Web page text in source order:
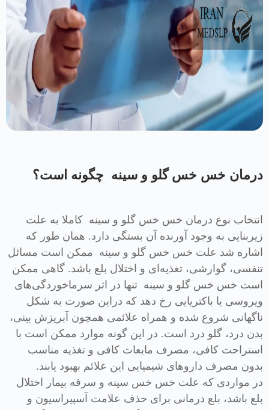
درمان خس خس گلو و سینه چگونه است؟
انتخاب نوع درمان خس خس گلو و سینه کاملا به علت
زیربنایی به وجود آورنده آن بستگی دارد. همان طور که
اشاره شد علت خس خس گلو و سینه ممکن است مسائل
تنفسی، گوارشی، تغذیه‌ای و اختلال بلع باشد. گاهی ممکن
است خس خس گلو و سینه تنها در اثر سرماخوردگی‌های
ویروسی یا باکتریایی رخ دهد که دراین صورت به شکل
ناگهانی شروع شده و همراه علائمی همچون آبریزش بینی،
بدن درد، گلو درد است. در این گونه موارد ممکن است با
استراحت کافی، مصرف مایعات کافی و تغذیه مناسب
بدون مصرف داروهای شیمیایی این علائم بهبود یابند.
در مواردی که علت خس خس سینه و سرفه بیمار اختلال
بلع باشد، بلع درمانی برای حذف علامت آسپیراسیون و